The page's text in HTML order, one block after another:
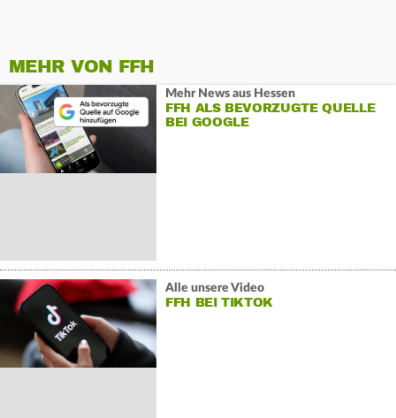
MEHR VON FFH
Mehr News aus Hessen
FFH ALS BEVORZUGTE QUELLE
BEI GOOGLE
Alle unsere Video
FFH BEI TIKTOK